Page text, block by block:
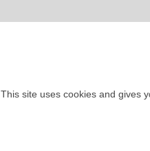
This site uses cookies and gives